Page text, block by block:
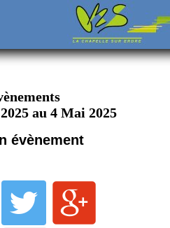
au 4 Mai 2025
évènement